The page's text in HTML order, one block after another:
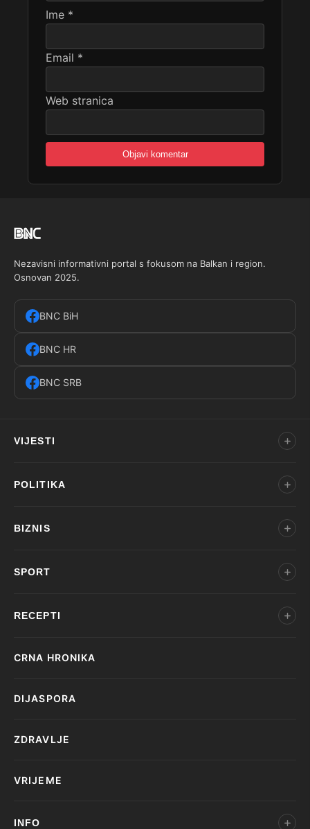
Ime *
Email *
Web stranica
Nezavisni informativni portal s fokusom na Balkan i region.
Osnovan 2025.
BNC BiH
BNC HR
BNC SRB
VIJESTI
POLITIKA
BIZNIS
SPORT
RECEPTI
CRNA HRONIKA
DIJASPORA
ZDRAVLJE
VRIJEME
INFO